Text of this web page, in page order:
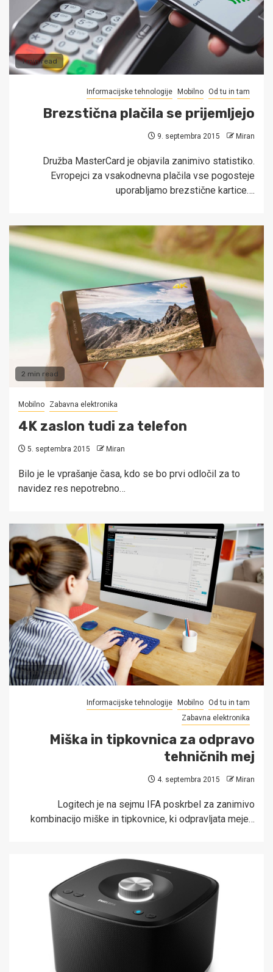
1 min read
Informacijske tehnologije Mobilno Od tu in tam
Brezstična plačila se prijemljejo
9. septembra 2015 Miran
Družba MasterCard je objavila zanimivo statistiko.
Evropejci za vsakodnevna plačila vse pogosteje
uporabljamo brezstične kartice….
2 min read
Mobilno Zabavna elektronika
4K zaslon tudi za telefon
5. septembra 2015 Miran
Bilo je le vprašanje časa, kdo se bo prvi odločil za to
navidez res nepotrebno…
1 min read
Informacijske tehnologije Mobilno Od tu in tam
Zabavna elektronika
Miška in tipkovnica za odpravo
tehničnih mej
4. septembra 2015 Miran
Logitech je na sejmu IFA poskrbel za zanimivo
kombinacijo miške in tipkovnice, ki odpravljata meje…